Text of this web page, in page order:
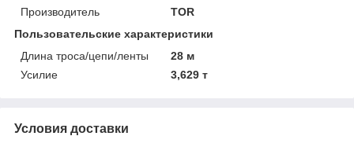
Производитель
TOR
Пользовательские характеристики
Длина троса/цепи/ленты
28 м
Усилие
3,629 т
Условия доставки